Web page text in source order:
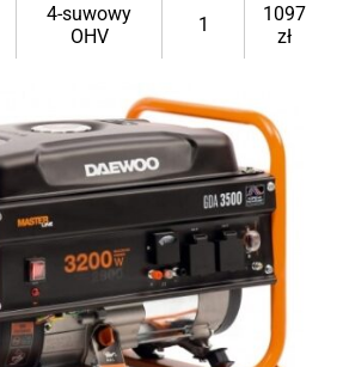
4-suwowy
OHV
1
1097
zł